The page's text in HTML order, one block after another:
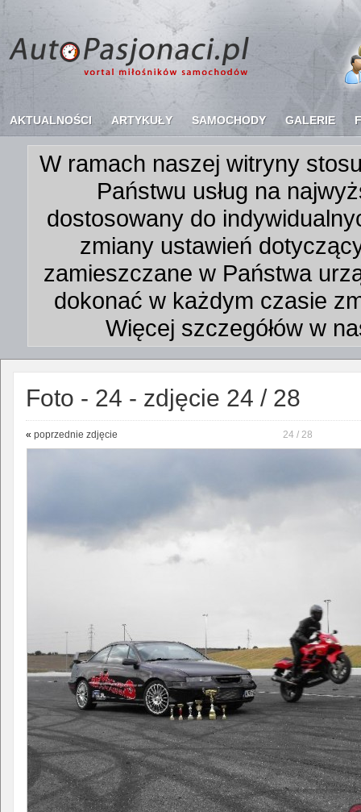
AKTUALNOŚCI ARTYKUŁY SAMOCHODY GALERIE
W ramach naszej witryny
Państwu usług na
dostosowany do
zmiany ustawień
zamieszczane w Państwa
dokonać w każdym czasie
Więcej szczegółów w
Foto - 24 - zdjęcie 24 / 28
« poprzednie zdjęcie 24 / 28